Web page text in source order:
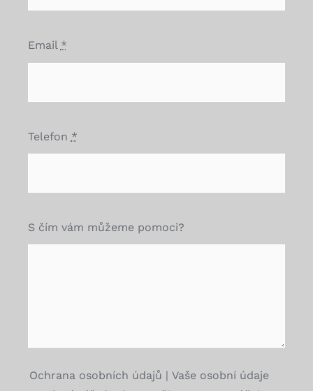
Email *
Telefon *
S čím vám můžeme pomoci?
Ochrana osobních údajů | Vaše osobní údaje